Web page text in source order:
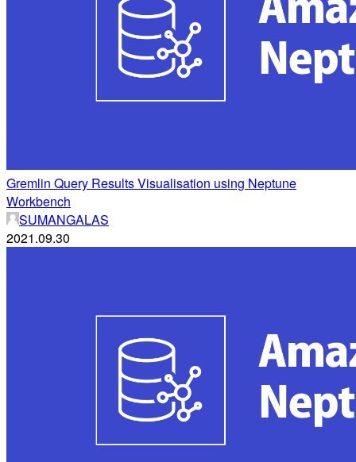
Gremlin Query Results Visualisation using Neptune
Workbench
SUMANGALAS
2021.09.30